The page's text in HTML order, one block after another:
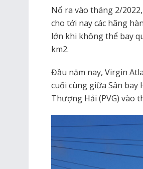
Nổ ra vào tháng 2/
cho tới nay các hãng
lớn khi không thể bay
km2.
Đầu năm nay, Virgin
cuối cùng giữa Sân bay
Thượng Hải (PVG) vào